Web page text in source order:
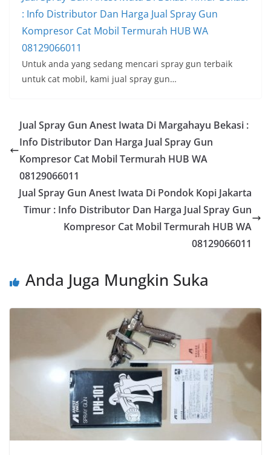
: Info Distributor Dan Harga Jual Spray Gun
Kompresor Cat Mobil Termurah HUB WA
08129066011
Untuk anda yang sedang mencari spray gun terbaik
untuk cat mobil, kami jual spray gun…
Jual Spray Gun Anest Iwata Di Margahayu Bekasi :
Info Distributor Dan Harga Jual Spray Gun
Kompresor Cat Mobil Termurah HUB WA
08129066011
Jual Spray Gun Anest Iwata Di Pondok Kopi Jakarta
Timur : Info Distributor Dan Harga Jual Spray Gun
Kompresor Cat Mobil Termurah HUB WA
08129066011
Anda Juga Mungkin Suka